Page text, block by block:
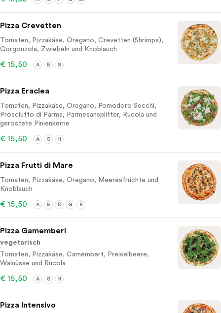
Pizza Crevetten
Tomaten, Pizzakäse, Oregano, Crevetten (Shrimps),
Gorgonzola, Zwiebeln und Knoblauch
€ 15,50 A B G
Pizza Eraclea
Tomaten, Pizzakäse, Oregano, Pomodoro Secchi,
Prosciutto di Parma, Parmesansplitter, Rucola und
geröstete Pinienkerne
€ 15,50 A G H
Pizza Frutti di Mare
Tomaten, Pizzakäse, Oregano, Meeresfrüchte und
Knoblauch
€ 15,50 A B D G R
Pizza Gamemberi
vegetarisch
Tomaten, Pizzakäse, Camembert, Preiselbeere,
Walnüsse und Rucola
€ 15,50 A G H
Pizza Intensivo